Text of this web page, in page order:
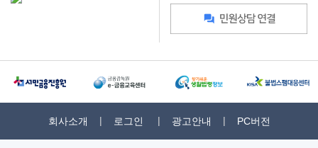
회사소개 로그인 광고안내 PC버전